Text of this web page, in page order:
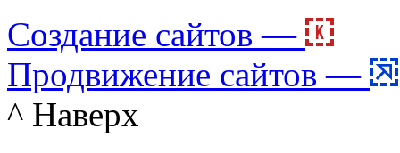
Создание сайтов —
Продвижение сайтов —
^ Наверх